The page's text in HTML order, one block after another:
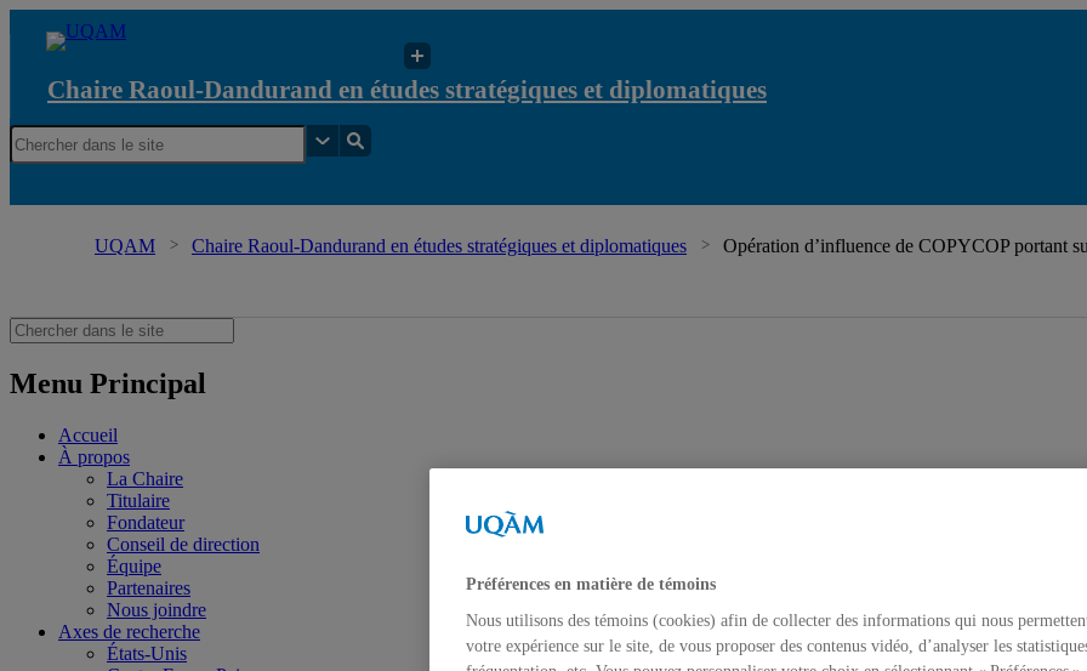
Chaire Raoul-Dandurand en études stratégiques et diplomatiques
UQAM Chaire Raoul-Dandurand en études stratégiques et diplomatiques Opération d’influence de COPYCOP portant
Menu Principal
Accueil
À propos
La Chaire
Titulaire
Fondateur
Conseil de direction
Équipe
Partenaires
Nous joindre
Axes de recherche
États-Unis
Préférences en matière de témoins
Nous utilisons des témoins (cookies) afin de collecter des informations qui nous
votre expérience sur le site, de vous proposer des contenus vidéo, d’analyser les